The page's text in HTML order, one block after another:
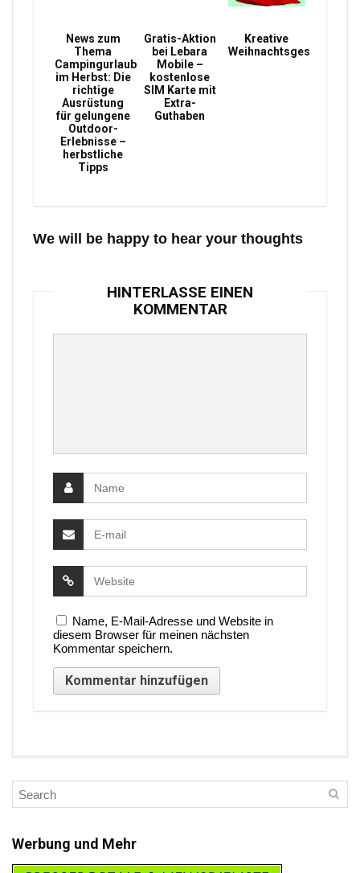
News zum
Thema
Campingurlaub
im Herbst: Die
richtige
Ausrüstung
für gelungene
Outdoor-
Erlebnisse –
herbstliche
Tipps
Gratis-Aktion
bei Lebara
Mobile –
kostenlose
SIM Karte mit
Extra-
Guthaben
Kreative
Weihnachtsgeschenke
We will be happy to hear your thoughts
HINTERLASSE EINEN
KOMMENTAR
Name, E-Mail-Adresse und Website in
diesem Browser für meinen nächsten
Kommentar speichern.
Werbung und Mehr